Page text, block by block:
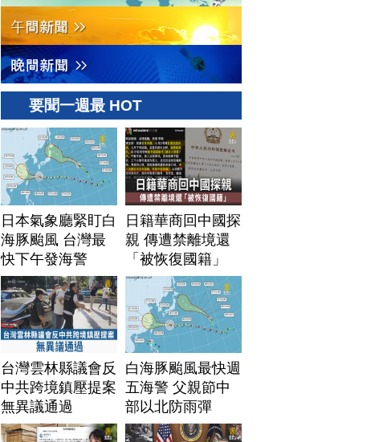
要聞一週最 HOT
日本氣象廳緊盯白
海豚颱風 台灣最
快下午發海警
日籍華商回中國探
親 傳遭禁離境還
「被恢復國籍」
台灣雲林縣議會反
中共跨境鎮壓提案
無異議通過
白海豚颱風最快週
五海警 父親節中
部以北防雨彈